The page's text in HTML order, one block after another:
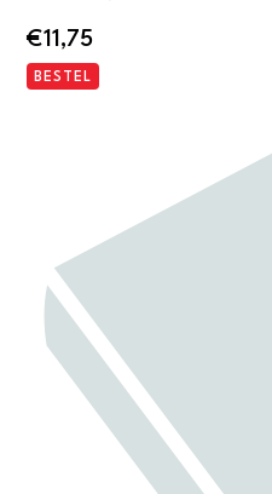
€11,75
BESTEL